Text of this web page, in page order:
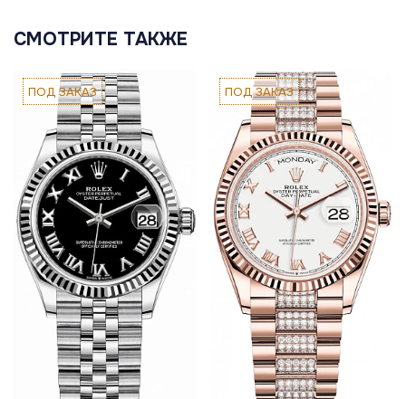
СМОТРИТЕ ТАКЖЕ
ПОД ЗАКАЗ ПОД ЗАКАЗ